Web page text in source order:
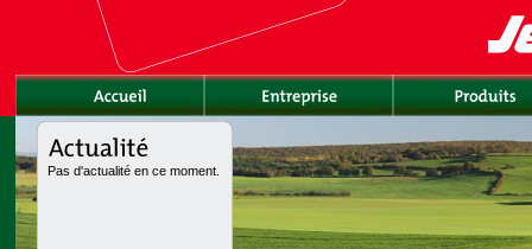
Pas d'actualité en ce moment.